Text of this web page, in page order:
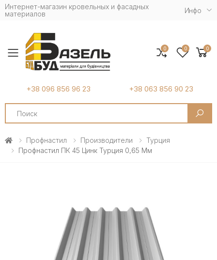
Интернет-магазин кровельных и фасадных
материалов
Инфо
Toggle mobile menu
+38 096 856 96 23 +38 063 856 90 23
Search
0 0 0
Профнастил Производители
Турция
Профнастил ПК 45 Цинк Турция 0,65 Мм